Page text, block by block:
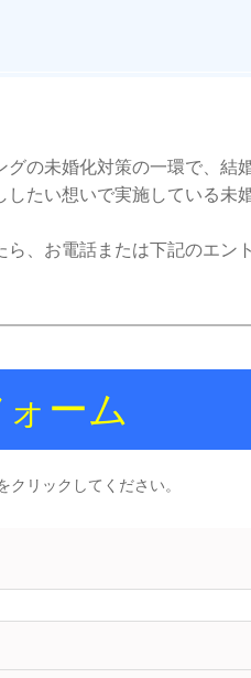
の未婚化対策の一環で、結
たい想いで実施している未
、お電話または下記のエン
ーム
リックしてください。